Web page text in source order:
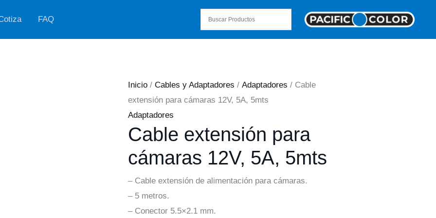
FAQ
Inicio/ Cables y Adaptadores / Adaptadores / Cable
extensión para cámaras 12V, 5A, 5mts
Adaptadores
Cable extensión para
cámaras 12V, 5A, 5mts
– Cable extensión de alimentación para cámaras.
– 5 metros.
– Conector 5.5×2.1 mm.